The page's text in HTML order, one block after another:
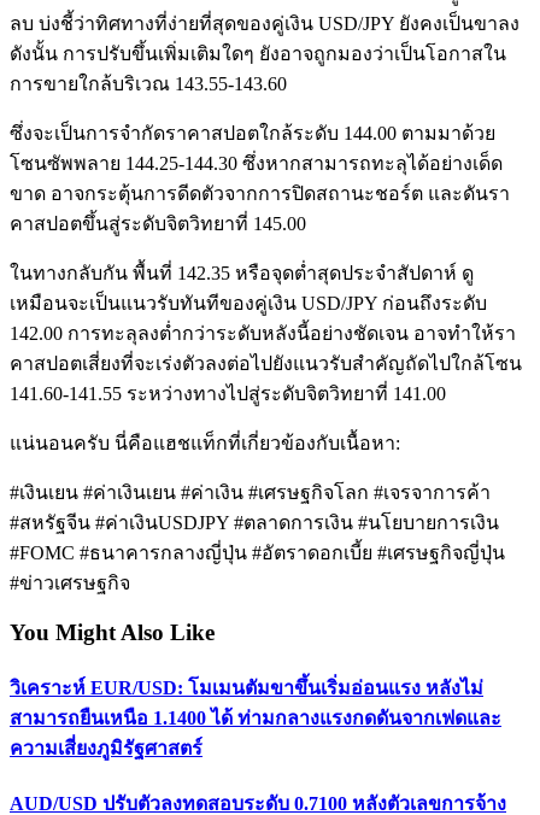
ลบ บ่งชี้ว่าทิศทางที่ง่ายที่สุดของคู่เงิน USD/JPY ยังคงเป็นขาลง
ดังนั้น การปรับขึ้นเพิ่มเติมใดๆ ยังอาจถูกมองว่าเป็นโอกาสใน
การขายใกล้บริเวณ 143.55-143.60
ซึ่งจะเป็นการจำกัดราคาสปอตใกล้ระดับ 144.00 ตามมาด้วย
โซนซัพพลาย 144.25-144.30 ซึ่งหากสามารถทะลุได้อย่างเด็ด
ขาด อาจกระตุ้นการดีดตัวจากการปิดสถานะชอร์ต และดันรา
คาสปอตขึ้นสู่ระดับจิตวิทยาที่ 145.00
ในทางกลับกัน พื้นที่ 142.35 หรือจุดต่ำสุดประจำสัปดาห์ ดู
เหมือนจะเป็นแนวรับทันทีของคู่เงิน USD/JPY ก่อนถึงระดับ
142.00 การทะลุลงต่ำกว่าระดับหลังนี้อย่างชัดเจน อาจทำให้รา
คาสปอตเสี่ยงที่จะเร่งตัวลงต่อไปยังแนวรับสำคัญถัดไปใกล้โซน
141.60-141.55 ระหว่างทางไปสู่ระดับจิตวิทยาที่ 141.00
แน่นอนครับ นี่คือแฮชแท็กที่เกี่ยวข้องกับเนื้อหา:
#เงินเยน #ค่าเงินเยน #ค่าเงิน #เศรษฐกิจโลก #เจรจาการค้า
#สหรัฐจีน #ค่าเงินUSDJPY #ตลาดการเงิน #นโยบายการเงิน
#FOMC #ธนาคารกลางญี่ปุ่น #อัตราดอกเบี้ย #เศรษฐกิจญี่ปุ่น
#ข่าวเศรษฐกิจ
You Might Also Like
วิเคราะห์ EUR/USD: โมเมนตัมขาขึ้นเริ่มอ่อนแรง หลังไม่
สามารถยืนเหนือ 1.1400 ได้ ท่ามกลางแรงกดดันจากเฟดและ
ความเสี่ยงภูมิรัฐศาสตร์
AUD/USD ปรับตัวลงทดสอบระดับ 0.7100 หลังตัวเลขการจ้าง